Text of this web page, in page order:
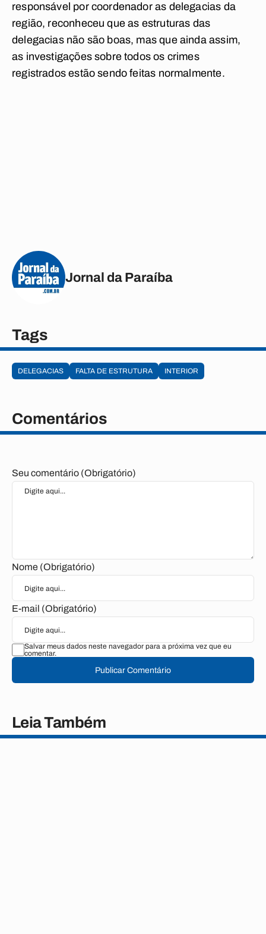
responsável por coordenador as delegacias da
região, reconheceu que as estruturas das
delegacias não são boas, mas que ainda assim,
as investigações sobre todos os crimes
registrados estão sendo feitas normalmente.
Jornal da Paraíba
Tags
DELEGACIAS FALTA DE ESTRUTURA INTERIOR
Comentários
Seu comentário (Obrigatório)
Nome (Obrigatório)
E-mail (Obrigatório)
Salvar meus dados neste navegador para a próxima vez que eu
comentar.
Publicar Comentário
Leia Também